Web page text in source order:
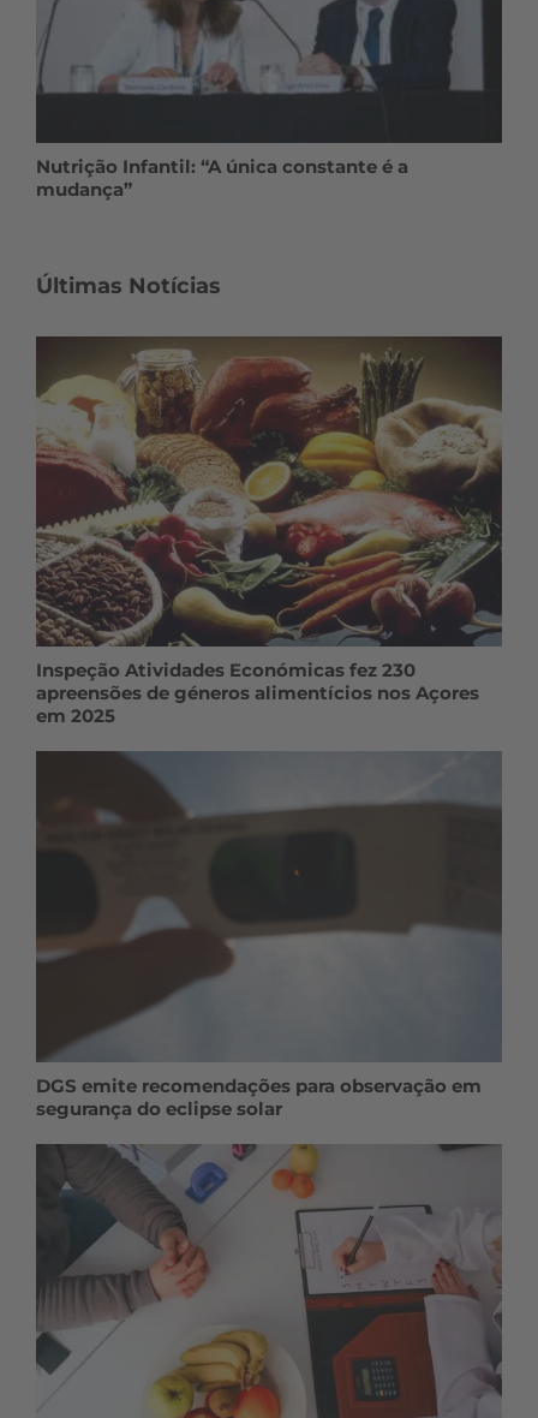
Nutrição Infantil: “A única constante é a
mudança”
Últimas Notícias
Inspeção Atividades Económicas fez 230
apreensões de géneros alimentícios nos Açores
em 2025
DGS emite recomendações para observação em
segurança do eclipse solar